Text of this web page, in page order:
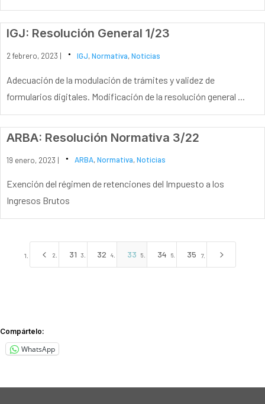
IGJ: Resolución General 1/23
2 febrero, 2023 | IGJ,Normativa,Noticias
Adecuación de la modulación de trámites y validez de
formularios digitales. Modificación de la resolución general ...
ARBA: Resolución Normativa 3/22
19 enero, 2023 | ARBA,Normativa,Noticias
Exención del régimen de retenciones del Impuesto a los
Ingresos Brutos
4 31 32 33 34 35 5
Compártelo:
WhatsApp